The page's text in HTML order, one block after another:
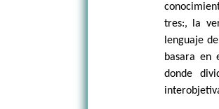
tres:, la
lenguaje
basara en
donde